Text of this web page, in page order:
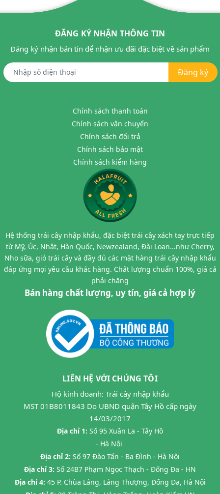
ĐĂNG KÝ NHẬN THÔNG TIN
Đăng ký nhận bản tin để nhận ưu đãi đặc biệt về sản phẩm
Đăng ký
Chính sách thanh toán
Chính sách vận chuyển
Chính sách đổi trả
Chính sách bảo mật
Chính sách kiểm hàng
Hệ thống trái cây nhập khẩu, đặc biệt trái cây xách tay trực tiếp
từ Mỹ, Úc, Nhật, Hàn Quốc, Newzealand, Đài Loan...như Cherry,
Nho sữa, giỏ trái cây và đầy đủ các mặt hàng trái cây nhập khẩu
đáp ứng mọi yêu cầu khác hàng. Chất lượng chuẩn 100%, giá cả
phải chăng
Bán hàng chất lượng, uy tín, giá cả hợp lý
LIÊN HỆ VỚI CHÚNG TÔI
Hộ kinh doanh: Trái cây nhập khẩu
MST 01B8011843 Do UBND quận Tây Hồ cấp ngày
14/03/2017
Địa chỉ 1: Số 95 Xuân La - Tây Hồ
- Hà Nội
Địa chỉ 2: Số 97 Đào Tấn - Ba Đình - Hà Nội
Địa chỉ 3: Số 24B7 Phạm Ngọc Thạch - Đống Đa - HN
Địa chỉ 4: 45 P. Chùa Láng, Láng Thượng, Đống Đa, Hà Nội